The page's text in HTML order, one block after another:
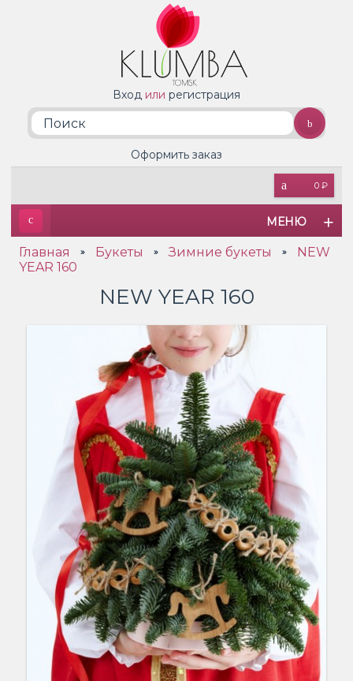
Вход или регистрация
0 ₽
Оформить заказ
МЕНЮ
Главная » Букеты » Зимние букеты »
NEW
YEAR 160
NEW YEAR 160